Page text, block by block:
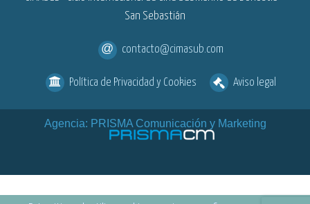
San Sebastián
contacto@cimasub.com
Política de Privacidad y Cookies Aviso legal
Agencia: PRISMA Comunicación y Marketing